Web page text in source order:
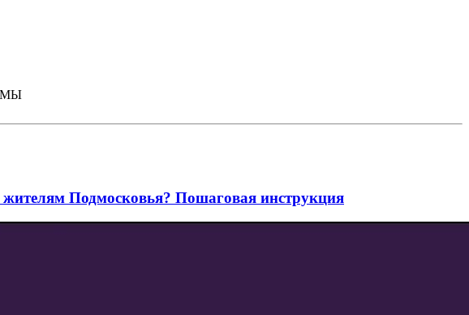
жителям Подмосковья? Пошаговая инструкция